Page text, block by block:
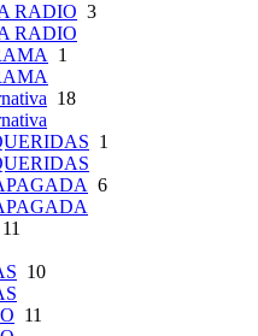
RADIO 3
RADIO
1
18
1
6
11
10
11